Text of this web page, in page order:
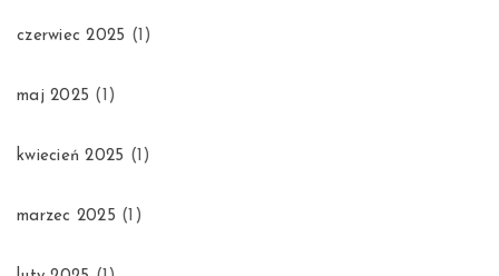
czerwiec 2025 (1)
maj 2025 (1)
kwiecień 2025 (1)
marzec 2025 (1)